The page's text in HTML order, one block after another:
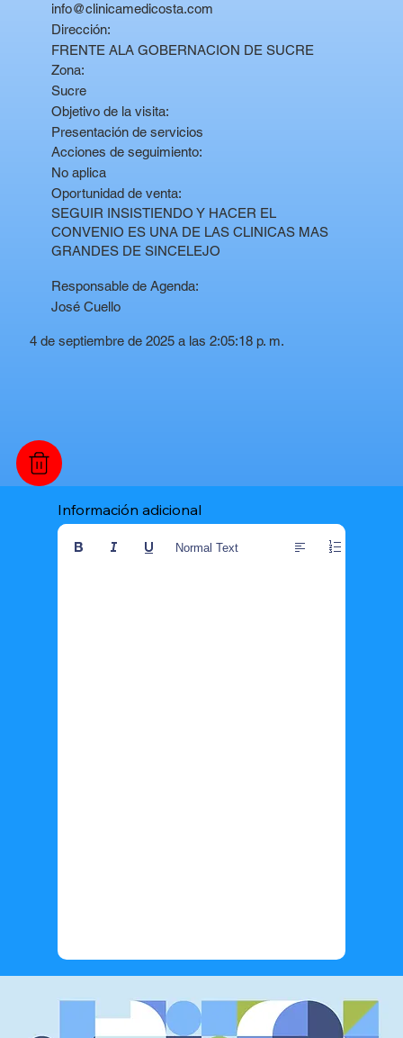
info@clinicamedicosta.com
Dirección:
FRENTE ALA GOBERNACION DE SUCRE
Zona:
Sucre
Objetivo de la visita:
Presentación de servicios
Acciones de seguimiento:
No aplica
Oportunidad de venta:
SEGUIR INSISTIENDO Y HACER EL
CONVENIO ES UNA DE LAS CLINICAS MAS
GRANDES DE SINCELEJO
Responsable de Agenda:
José Cuello
4 de septiembre de 2025 a las 2:05:18 p. m.
Información adicional
Normal Text